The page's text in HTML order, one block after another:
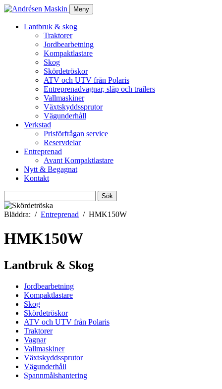
Meny
Lantbruk & skog
Traktorer
Jordbearbetning
Kompaktlastare
Skog
Skördetröskor
ATV och UTV från Polaris
Entreprenadvagnar, släp och trailers
Vallmaskiner
Växtskyddssprutor
Vägunderhåll
Verkstad
Prisförfrågan service
Reservdelar
Entreprenad
Avant Kompaktlastare
Nytt & Begagnat
Kontakt
efter:
Bläddra:
Entreprenad HMK150W
HMK150W
Lantbruk & Skog
Jordbearbetning
Kompaktlastare
Skog
Skördetröskor
ATV och UTV från Polaris
Traktorer
Vagnar
Vallmaskiner
Växtskyddssprutor
Vägunderhåll
Spannmålshantering